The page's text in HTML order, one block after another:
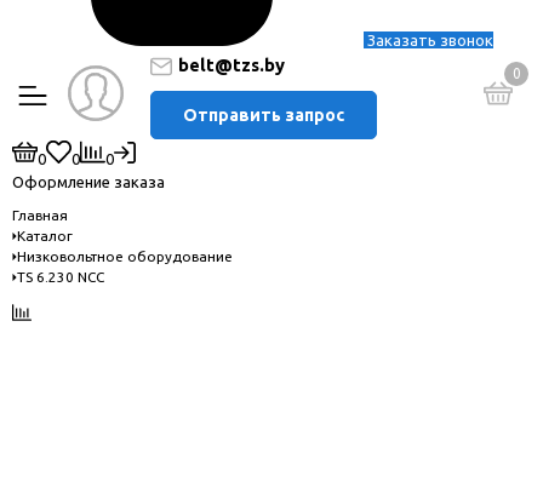
Заказать звонок
belt@tzs.by
Отправить запрос
0
0 0
0
Оформление заказа
Главная
Каталог
Низковольтное оборудование
TS 6.230 NCC